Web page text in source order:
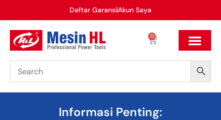
Daftar GaransiAkun Saya
0
Informasi Penting: